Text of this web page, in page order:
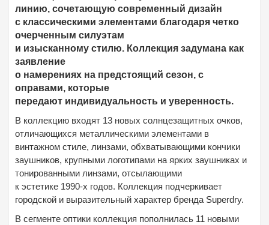
линию, сочетающую современный дизайн
с классическими элементами благодаря четко
очерченным силуэтам
и изысканному стилю. Коллекция задумана как
заявление
о намерениях на предстоящий сезон, с
оправами, которые
передают индивидуальность и уверенность.
В коллекцию входят 13 новых солнцезащитных очков,
отличающихся металлическими элементами в
винтажном стиле, линзами, обхватывающими кончики
заушников, крупными логотипами на ярких заушниках и
тонированными линзами, отсылающими
к эстетике 1990-х годов. Коллекция подчеркивает
городской и выразительный характер бренда Superdry.
В сегменте оптики коллекция пополнилась 11 новыми